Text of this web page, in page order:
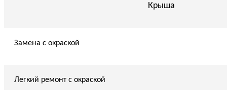
Крыша
Замена с окраской
Легкий ремонт с окраской